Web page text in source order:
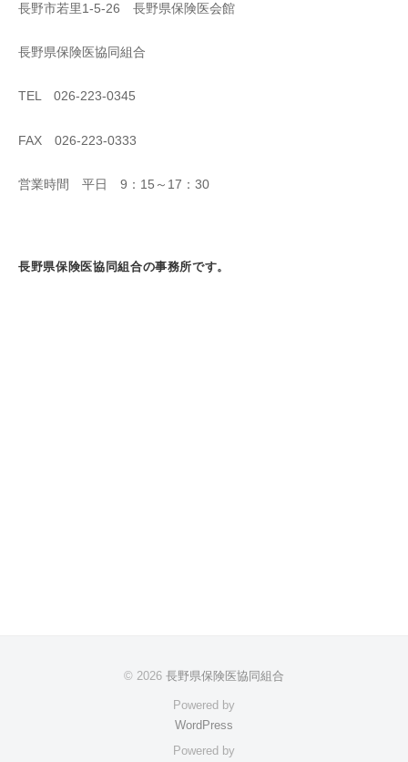
長野市若里1-5-26 長野県保険医会館
長野県保険医協同組合
TEL 026-223-0345
FAX 026-223-0333
営業時間 平日 9：15～17：30
長野県保険医協同組合の事務所です。
© 2026 長野県保険医協同組合
Powered by
WordPress
Powered by